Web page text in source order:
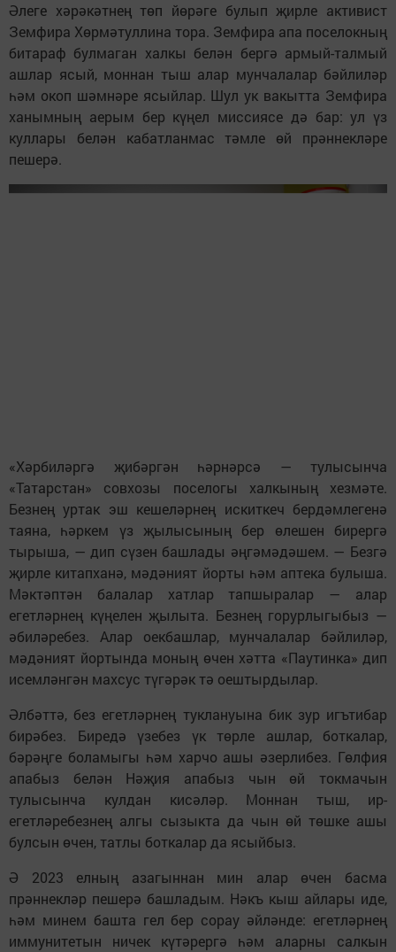
Әлеге хәрәкәтнең төп йөрәге булып җирле активист
Земфира Хөрмәтуллина тора. Земфира апа поселокның
битараф булмаган халкы белән бергә армый-талмый
ашлар ясый, моннан тыш алар мунчалалар бәйлиләр
һәм окоп шәмнәре ясыйлар. Шул ук вакытта Земфира
ханымның аерым бер күңел миссиясе дә бар: ул үз
куллары белән кабатланмас тәмле өй прәннекләре
пешерә.
«Хәрбиләргә җибәргән һәрнәрсә — тулысынча
«Татарстан» совхозы поселогы халкының хезмәте.
Безнең уртак эш кешеләрнең искиткеч бердәмлегенә
таяна, һәркем үз җылысының бер өлешен бирергә
тырыша, — дип сүзен башлады әңгәмәдәшем. — Безгә
җирле китапханә, мәдәният йорты һәм аптека булыша.
Мәктәптән балалар хатлар тапшыралар — алар
егетләрнең күңелен җылыта. Безнең горурлыгыбыз —
әбиләребез. Алар оекбашлар, мунчалалар бәйлиләр,
мәдәният йортында моның өчен хәтта «Паутинка» дип
исемләнгән махсус түгәрәк тә оештырдылар.
Әлбәттә, без егетләрнең туклануына бик зур игътибар
бирәбез. Биредә үзебез үк төрле ашлар, боткалар,
бәрәңге боламыгы һәм харчо ашы әзерлибез. Гөлфия
апабыз белән Нәҗия апабыз чын өй токмачын
тулысынча кулдан кисәләр. Моннан тыш, ир-
егетләребезнең алгы сызыкта да чын өй төшке ашы
булсын өчен, татлы боткалар да ясыйбыз.
Ә 2023 елның азагыннан мин алар өчен басма
прәннекләр пешерә башладым. Нәкъ кыш айлары иде,
һәм минем башта гел бер сорау әйләнде: егетләрнең
иммунитетын ничек күтәрергә һәм аларны салкын